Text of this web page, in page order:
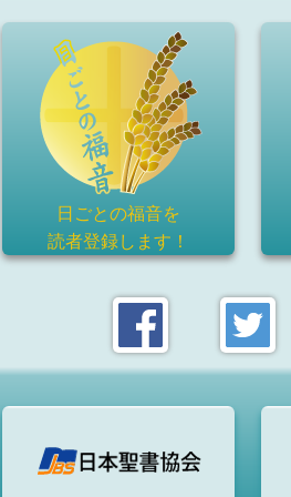
日ごとの福音を
読者登録します！